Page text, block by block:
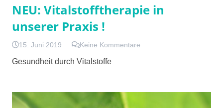
NEU: Vitalstofftherapie in
unserer Praxis !
15. Juni 2019 Keine Kommentare
Gesundheit durch Vitalstoffe